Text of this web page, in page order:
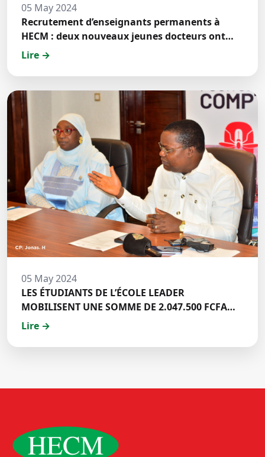
05 May 2024
Recrutement d’enseignants permanents à
HECM : deux nouveaux jeunes docteurs ont
prêté́ serment
Lire →
05 May 2024
LES ÉTUDIANTS DE L’ÉCOLE LEADER
MOBILISENT UNE SOMME DE 2.047.500 FCFA
POUR LE FONDS ZÉRO PALU:DISCOURS DE M.
DE HECM
Lire →